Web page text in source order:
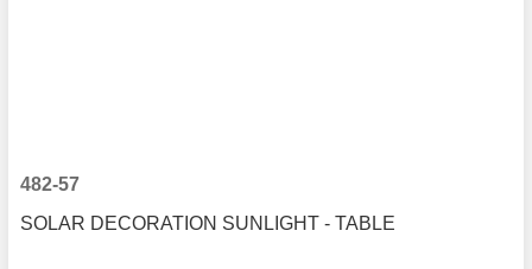
482-57
SOLAR DECORATION SUNLIGHT - TABLE